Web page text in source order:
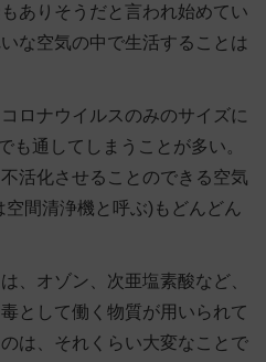
ありそうだと言われ始めてい
な空気の中で生活することは
ロナウイルスのみのサイズに
も通してしまうことが多い。
活化させることのできる空気
間清浄機と呼ぶ)もどんどん
、オゾン、次亜塩素酸など、
として働く物質が用いられて
は、それくらい大変なことで